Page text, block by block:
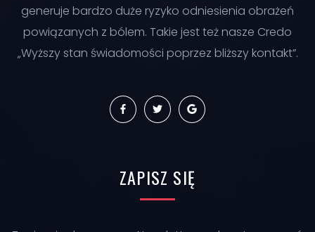
generuje bardzo duże ryzyko odniesienia obrażeń
powiązanych z bólem. Takie jest też nasze Credo
„Wyższy stan świadomości poprzez bliższy kontakt”.
ZAPISZ SIĘ